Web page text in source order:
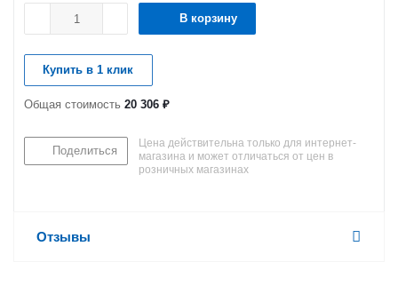
В корзину
Купить в 1 клик
Общая стоимость 20 306 ₽
Поделиться
Цена действительна только для интернет-
магазина и может отличаться от цен в
розничных магазинах
Отзывы